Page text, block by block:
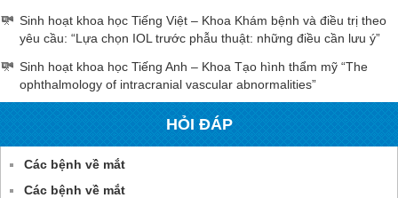
Sinh hoạt khoa học Tiếng Việt – Khoa Khám bệnh và điều trị theo
yêu cầu: “Lựa chọn IOL trước phẫu thuật: những điều cần lưu ý”
Sinh hoạt khoa học Tiếng Anh – Khoa Tạo hình thẩm mỹ “The
ophthalmology of intracranial vascular abnormalities”
HỎI ĐÁP
Các bệnh về mắt
Các bệnh về mắt